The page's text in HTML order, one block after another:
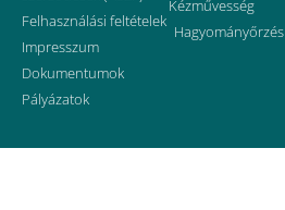
Felhasználási feltételek
Impresszum
Dokumentumok
Pályázatok
Kézművesség
Hagyományőrzés